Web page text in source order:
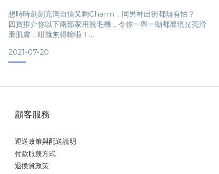
想時時刻刻充滿自信又夠Charm，同男神出街都無有怕？
四寶推介你以下兩部家用脫毛機，令你一舉一動都展現光亮滑
滑肌膚，咁就無得輸啦！
色烏黑特別礙眼，出街舉手投足都好容易發生尷尬情況！依家
今次為大家推介2款性價比同樣夠高嘅家用脫毛機，一部被喻為
「星級美容院家用彩光脫毛機」嘅飛利浦IPL彩光脫毛機（型
號：BRI958），另一部係
2021-07-20
顧客服務
運送政策與配送說明
付款服務方式
退換貨政策